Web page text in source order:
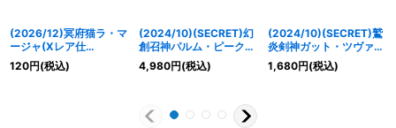
(2026/12)冥府猫ラ・マ
ージャ(Xレア仕
様/LM2026収録)【C】
{BS75-014}《紫》
120円(税込)
(2024/10)(SECRET)幻
創召神パルム・ピーク
【CP-SEC】{BS67-
CP05}《黄》
4,980円(税込)
(2024/10)(SECRET)鷲
炎剣神ガット・ツヴァイ
【CP-SEC】{BS67-
CP01}《赤》
1,680円(税込)